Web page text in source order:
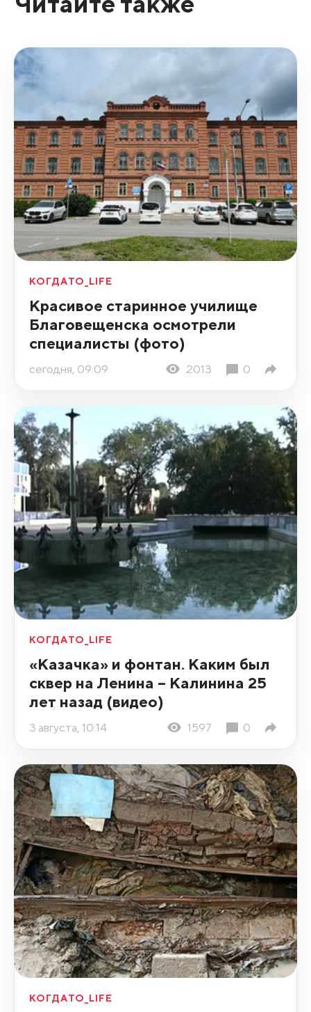
КОГДАТО_LIFE
Красивое старинное училище
Благовещенска осмотрели
специалисты (фото)
сегодня, 09:09 2013 0
КОГДАТО_LIFE
«Казачка» и фонтан. Каким был
сквер на Ленина – Калинина 25
лет назад (видео)
3 августа, 10:14 1597 0
КОГДАТО_LIFE